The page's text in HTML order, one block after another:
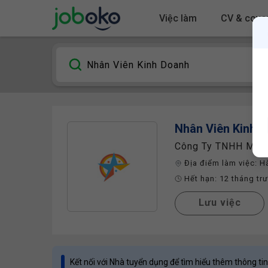
Việc làm CV &
Nhân Viên Kinh
Công Ty TNHH
Địa điểm làm việc:
Hết hạn: 12 tháng
Lưu việc
Kết nối với Nhà tuyển dụng để tìm hiểu thêm thông